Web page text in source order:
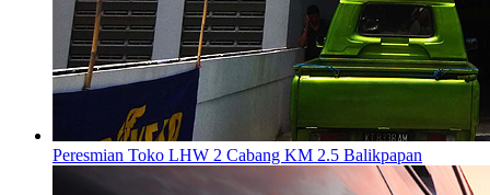
Peresmian Toko LHW 2 Cabang KM 2.5 Balikpapan